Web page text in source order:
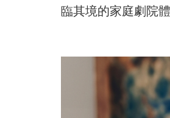
臨其境的家庭劇院